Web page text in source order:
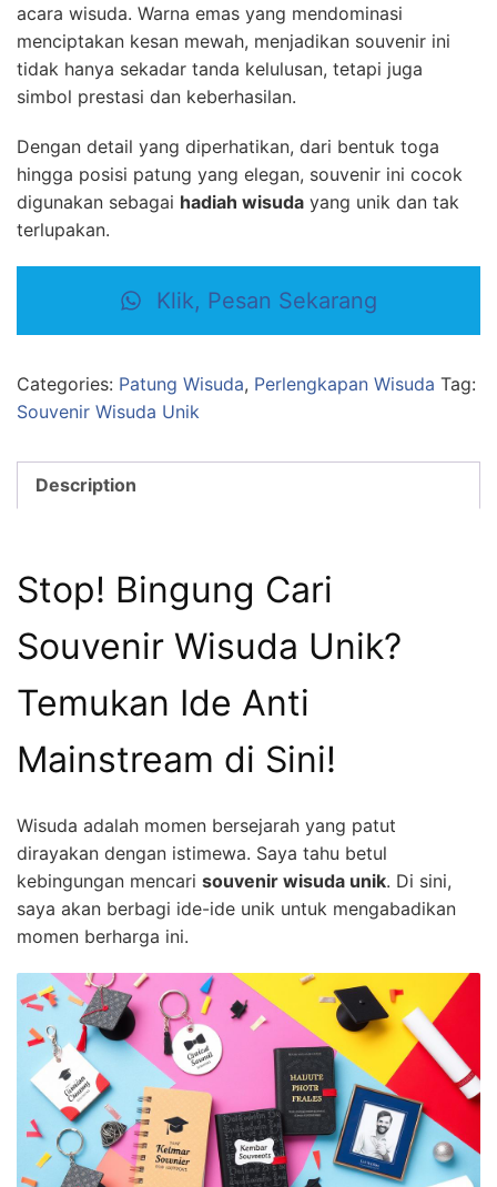
acara wisuda. Warna emas yang mendominasi
menciptakan kesan mewah, menjadikan souvenir ini
tidak hanya sekadar tanda kelulusan, tetapi juga
simbol prestasi dan keberhasilan.
Dengan detail yang diperhatikan, dari bentuk toga
hingga posisi patung yang elegan, souvenir ini cocok
digunakan sebagai hadiah wisuda yang unik dan tak
terlupakan.
Klik, Pesan Sekarang
Categories: Patung Wisuda, Perlengkapan Wisuda Tag:
Souvenir Wisuda Unik
Description
Stop! Bingung Cari
Souvenir Wisuda Unik?
Temukan Ide Anti
Mainstream di Sini!
Wisuda adalah momen bersejarah yang patut
dirayakan dengan istimewa. Saya tahu betul
kebingungan mencari souvenir wisuda unik. Di sini,
saya akan berbagi ide-ide unik untuk mengabadikan
momen berharga ini.